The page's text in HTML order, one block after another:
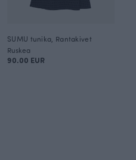
SUMU tunika, Rantakivet
Ruskea
90.00 EUR